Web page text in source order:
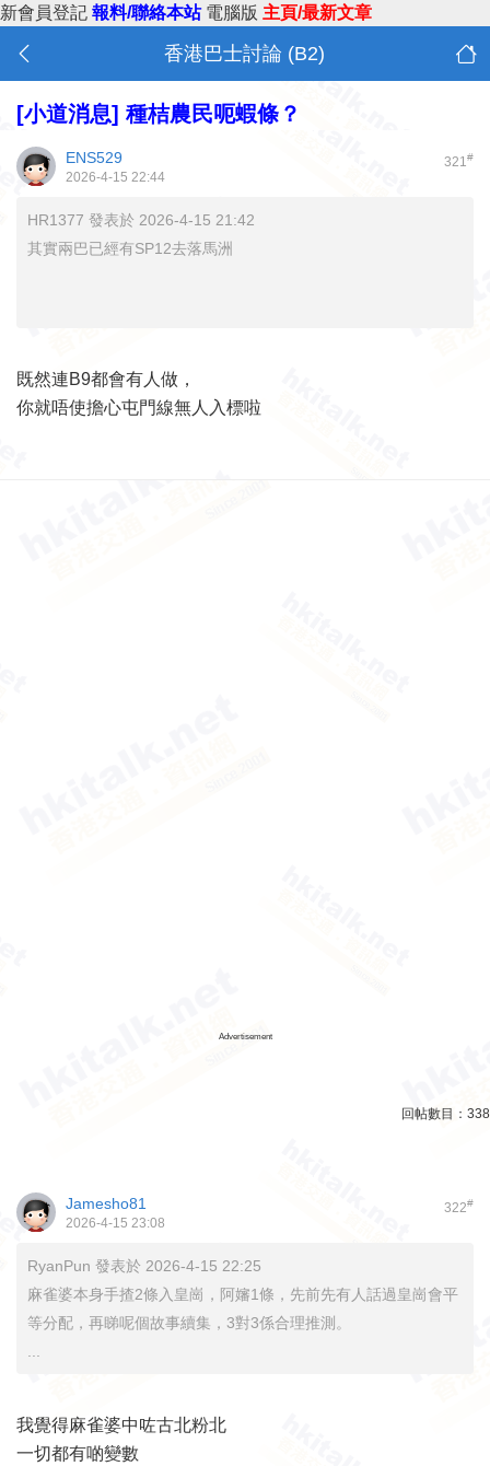
新會員登記 報料/聯絡本站 電腦版 主頁/最新文章
香港巴士討論 (B2)
[小道消息] 種桔農民呃蝦條？
321#
ENS529
2026-4-15 22:44
HR1377 發表於 2026-4-15 21:42
其實兩巴已經有SP12去落馬洲
既然連B9都會有人做，
你就唔使擔心屯門線無人入標啦
Advertisement
回帖數目： 338
322#
Jamesho81
2026-4-15 23:08
RyanPun 發表於 2026-4-15 22:25
麻雀婆本身手揸2條入皇崗，阿嬸1條，先前先有人話過皇崗會平
等分配，再睇呢個故事續集，3對3係合理推測。
我覺得麻雀婆中咗古北粉北
一切都有啲變數